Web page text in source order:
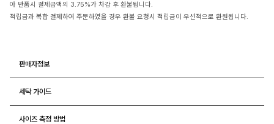
아 반품시 결제금액의 3.75%가 차감 후 환불됩니다.
적립금과 복합 결제하여 주문하였을 경우 환불 요청시 적립금이 우선적으로 환원됩니다.
판매자정보
세탁 가이드
사이즈 측정 방법